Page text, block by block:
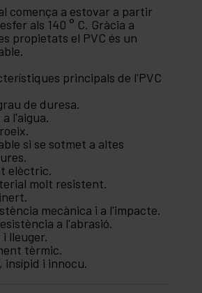
comença a estovar a partir
als 140 ° C. Gràcia a
propietats el PVC és un
principals de l'PVC
de duresa.
l'aigua.
si se sotmet a altes
elèctric.
molt resistent.
mecànica i a l'impacte.
a l'abrasió.
lleuger.
tèrmic.
insípid i innocu.